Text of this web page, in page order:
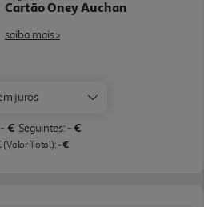
Cartão Oney Auchan
saiba mais >
juros
- € Seguintes:- €
(Valor Total):- €